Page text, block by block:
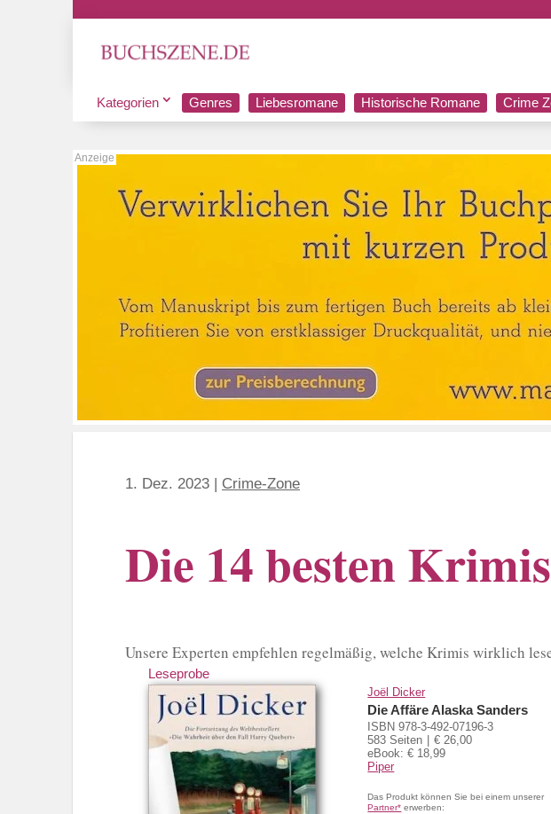
Kategorien Genres Liebesromane Historische Romane Crime
1. Dez. 2023 | Crime-Zone
Die 14 besten
Unsere Experten empfehlen regelmäßig, welche Krimis wirklich
Leseprobe
Joël Dicker
Die Affäre Alaska Sanders
ISBN 978-3-492-07196-3
583 Seiten
€ 26,00
eBook: € 18,99
Piper
Das Produkt können Sie bei einem unserer
Partner* erwerben: